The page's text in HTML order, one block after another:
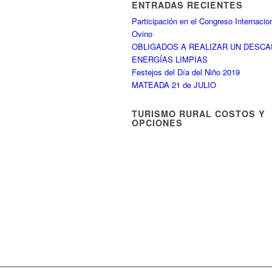
ENTRADAS RECIENTES
Participación en el Congreso
Ovino
OBLIGADOS A REALIZAR UN
ENERGÍAS LIMPIAS
Festejos del Día del Niño 2019
MATEADA 21 de JULIO
TURISMO RURAL COSTOS Y
OPCIONES